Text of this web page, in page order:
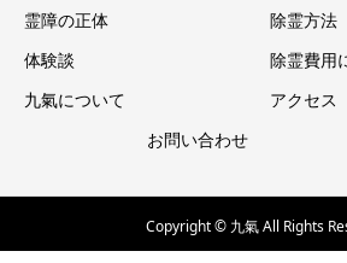
霊障の正体
除霊方法
体験談
除霊費用
九氣について
アクセス
お問い合わせ
Copyright © 九氣 All Rights
メール